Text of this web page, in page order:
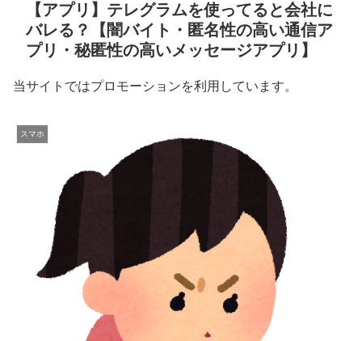
【アプリ】テレグラムを使ってると会社に
バレる？【闇バイト・匿名性の高い通信ア
プリ・秘匿性の高いメッセージアプリ】
当サイトではプロモーションを利用しています。
スマホ